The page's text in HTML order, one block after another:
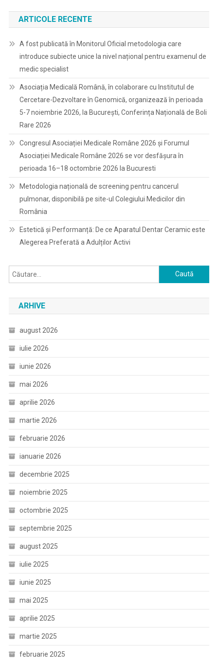
ARTICOLE RECENTE
A fost publicată în Monitorul Oficial metodologia care
introduce subiecte unice la nivel național pentru examenul de
medic specialist
Asociația Medicală Română, în colaborare cu Institutul de
Cercetare-Dezvoltare în Genomică, organizează în perioada
5-7 noiembrie 2026, la București, Conferința Națională de Boli
Rare 2026
Congresul Asociației Medicale Române 2026 și Forumul
Asociației Medicale Române 2026 se vor desfășura în
perioada 16–18 octombrie 2026 la Bucuresti
Metodologia națională de screening pentru cancerul
pulmonar, disponibilă pe site-ul Colegiului Medicilor din
România
Estetică și Performanță: De ce Aparatul Dentar Ceramic este
Alegerea Preferată a Adulților Activi
Caută
după:
ARHIVE
august 2026
iulie 2026
iunie 2026
mai 2026
aprilie 2026
martie 2026
februarie 2026
ianuarie 2026
decembrie 2025
noiembrie 2025
octombrie 2025
septembrie 2025
august 2025
iulie 2025
iunie 2025
mai 2025
aprilie 2025
martie 2025
februarie 2025